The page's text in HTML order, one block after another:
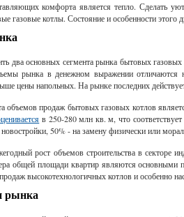
комфорта является тепло. Сделать
газовые котлы. Состояние и особенности
два основных сегмента рынка бытовых
рынка в денежном выражении отличаются
цены напольных. На рынке последних
объемов продаж бытовых газовых котлов
в 250-280 млн кв. м, что
50% - на замену физически или
рост объемов строительства в секторе
общей площади квартир являются основными
высокотехнологичных котлов и особенно
рынка